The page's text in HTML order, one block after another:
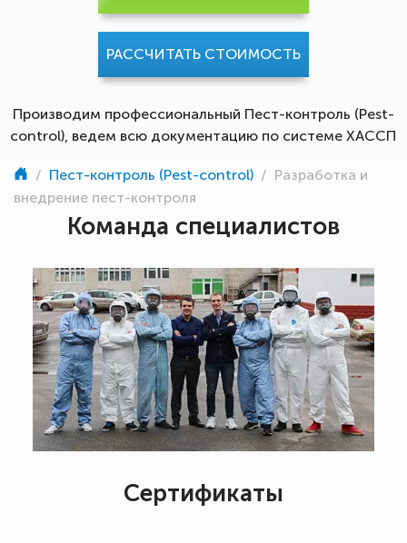
Производим профессиональный Пест-контроль (Pest-
control), ведем всю документацию по системе ХАССП
РАССЧИТАТЬ СТОИМОСТЬ
/ Пест-контроль (Pest-control) / Разработка и
внедрение пест-контроля
Команда специалистов
Сертификаты